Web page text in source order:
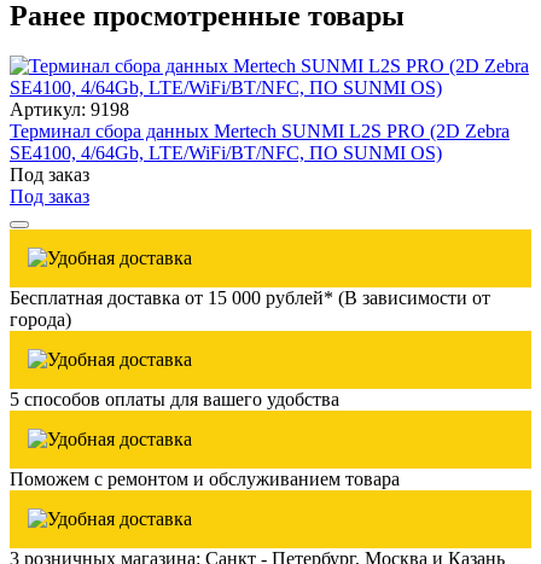
Ранее просмотренные товары
Артикул: 9198
Терминал сбора данных Mertech SUNMI L2S PRO (2D Zebra
SE4100, 4/64Gb, LTE/WiFi/BT/NFC, ПО SUNMI OS)
Под заказ
Под заказ
Бесплатная доставка от 15 000 рублей* (В зависимости от
города)
5 способов оплаты для вашего удобства
Поможем с ремонтом и обслуживанием товара
3 розничных магазина: Санкт - Петербург, Москва и Казань